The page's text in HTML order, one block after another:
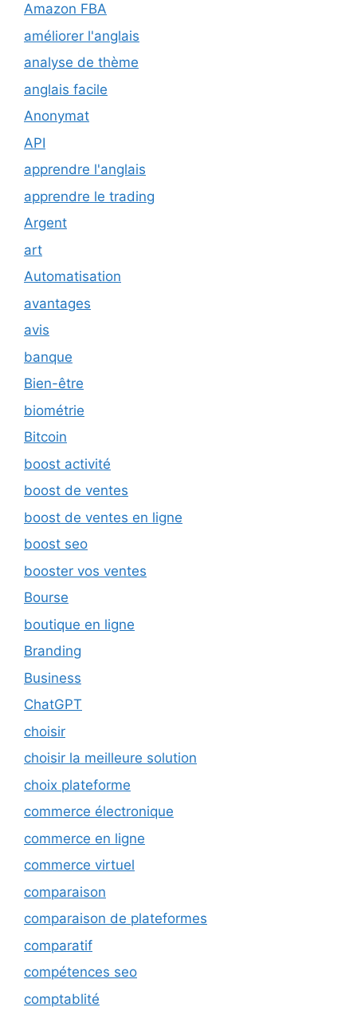
Amazon FBA
améliorer l'anglais
analyse de thème
anglais facile
Anonymat
API
apprendre l'anglais
apprendre le trading
Argent
art
Automatisation
avantages
avis
banque
Bien-être
biométrie
Bitcoin
boost activité
boost de ventes
boost de ventes en ligne
boost seo
booster vos ventes
Bourse
boutique en ligne
Branding
Business
ChatGPT
choisir
choisir la meilleure solution
choix plateforme
commerce électronique
commerce en ligne
commerce virtuel
comparaison
comparaison de plateformes
comparatif
compétences seo
comptablité